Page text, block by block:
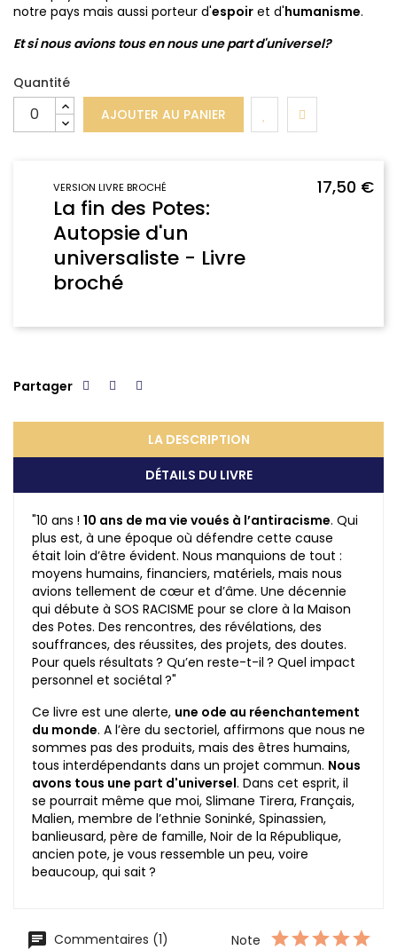
notre pays mais aussi porteur d'espoir et d'humanisme.
Et si nous avions tous en nous une part d'universel?
Quantité
AJOUTER AU PANIER
VERSION LIVRE BROCHÉ
La fin des Potes:
Autopsie d'un
universaliste - Livre
broché
17,50 €
Partager
LA DESCRIPTION
DÉTAILS DU LIVRE
"10 ans ! 10 ans de ma vie voués à l’antiracisme. Qui
plus est, à une époque où défendre cette cause
était loin d’être évident. Nous manquions de tout :
moyens humains, financiers, matériels, mais nous
avions tellement de cœur et d’âme. Une décennie
qui débute à SOS RACISME pour se clore à la Maison
des Potes. Des rencontres, des révélations, des
souffrances, des réussites, des projets, des doutes.
Pour quels résultats ? Qu’en reste-t-il ? Quel impact
personnel et sociétal ?"
Ce livre est une alerte, une ode au réenchantement
du monde. A l’ère du sectoriel, affirmons que nous ne
sommes pas des produits, mais des êtres humains,
tous interdépendants dans un projet commun. Nous
avons tous une part d'universel. Dans cet esprit, il
se pourrait même que moi, Slimane Tirera, Français,
Malien, membre de l’ethnie Soninké, Spinassien,
banlieusard, père de famille, Noir de la République,
ancien pote, je vous ressemble un peu, voire
beaucoup, qui sait ?
Commentaires (1) Note